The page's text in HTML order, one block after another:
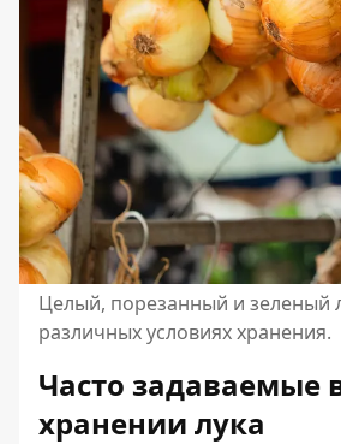
Целый, порезанный и зеленый
различных условиях хранения.
Часто задаваемые
хранении лука